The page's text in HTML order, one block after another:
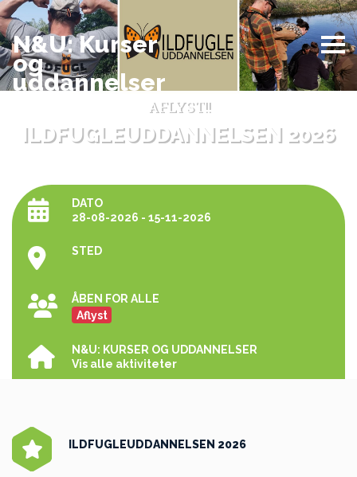
N&U: Kurser
og
uddannelser
AFLYST!!
ILDFUGLEUDDANNELSEN 2026
DATO
28-08-2026 - 15-11-2026
STED
ÅBEN FOR ALLE
Aflyst
N&U: KURSER OG UDDANNELSER
Vis alle aktiviteter
ILDFUGLEUDDANNELSEN 2026